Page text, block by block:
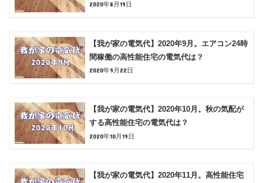
2020年8月19日
【我が家の電気代】2020年9月。エアコン24時
間稼働の高性能住宅の電気代は？
2020年9月22日
【我が家の電気代】2020年10月。秋の気配が
する高性能住宅の電気代は？
2020年10月19日
【我が家の電気代】2020年11月。高性能住宅